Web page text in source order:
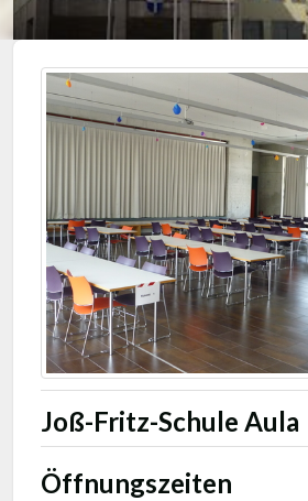
Joß-Fritz-Schule Aula
Öffnungszeiten